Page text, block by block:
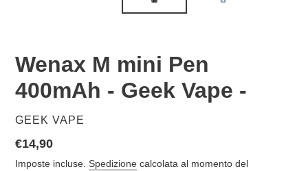
Wenax M mini Pen
400mAh - Geek Vape -
VENDITORE
GEEK VAPE
Prezzo
di
€14,90
Imposte incluse. Spedizione calcolata al momento del